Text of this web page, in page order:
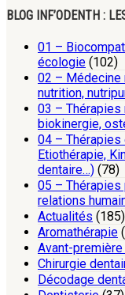
BLOG INF’ODENTH :
01 –
écologie (102)
02 – Médecine
nutrition,
03 – Thérapies
biokinergie,
04 – Thérapies
Etiothérapie,
dentaire…) (78)
05 – Thérapies
relations
Actualités (185)
Aromathérapie
Avant-
Chirurgie
Décodage